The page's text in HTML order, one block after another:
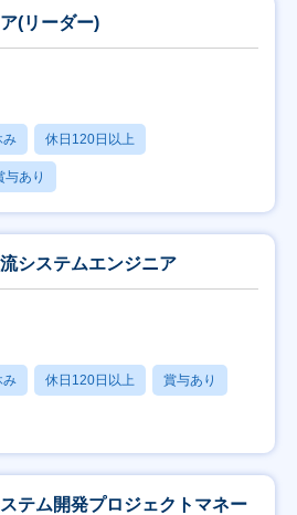
(リーダー)
み 休日120日以上
与あり
システムエンジニア
み 休日120日以上 賞与あり
テム開発プロジェクトマネー